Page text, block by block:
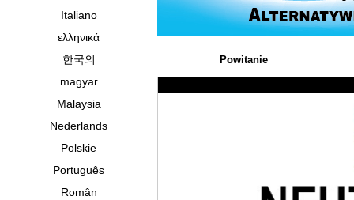
Italiano
ελληνικά
한국의
magyar
Malaysia
Nederlands
Polskie
Português
Român
Powitanie